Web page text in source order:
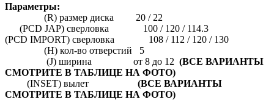
Параметры:
(R) размер диска 20 / 22
(PCD JAP) сверловка 100 / 120 / 114.3
(PCD IMPORT) сверловка 108 / 112 / 120 / 130
(H) кол-во отверстий 5
(J) ширина от 8 до 12 (ВСЕ ВАРИАНТЫ
СМОТРИТЕ В ТАБЛИЦЕ НА ФОТО)
(INSET) вылет (ВСЕ ВАРИАНТЫ
СМОТРИТЕ В ТАБЛИЦЕ НА ФОТО)